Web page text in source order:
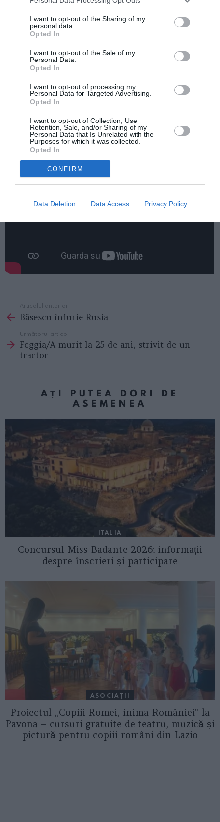
I want to opt-out of the Sharing of my
personal data.
Opted In
I want to opt-out of the Sale of my
Personal Data.
Opted In
I want to opt-out of processing my
Personal Data for Targeted Advertising.
Opted In
I want to opt-out of Collection, Use,
Retention, Sale, and/or Sharing of my
Personal Data that Is Unrelated with the
Purposes for which it was collected.
Opted In
CONFIRM
Data Deletion Data Access Privacy Policy
Depresie, migrene, gastrite, diabet şi sinucidere: iată “Sindromul Italia”
more
Articolul anterior
Băsescu înfurie Rusia
Următorul articol
Foggia/A murit la 25 de ani, strivit de un
tractor
AȚI PUTEA DORI DE
ASEMENEA
ITALIA
Concursul Miss Badante 2026: informații
despre înscrieri și participare
ASOCIAŢII
Proiectul „Copiii Romei, inima României” la
Pavona – cursuri gratuite de teatru, muzică și
pictură pentru copiii români din Lazio